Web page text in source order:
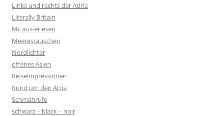
Links und rechts der Adria
Literally Britain
Mc aus-erlesen
Meeresrauschen
Nordlichter
offenes Asien
Reiseimpressionen
Rund um den Ätna
Schmährufe
schwarz – black – noir